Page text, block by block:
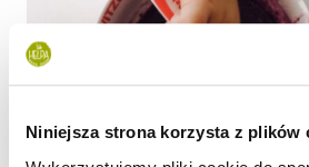
Niniejsza strona korzysta z plików